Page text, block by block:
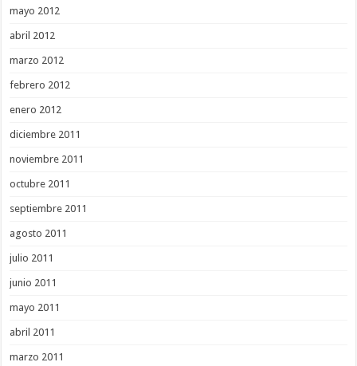
mayo 2012
abril 2012
marzo 2012
febrero 2012
enero 2012
diciembre 2011
noviembre 2011
octubre 2011
septiembre 2011
agosto 2011
julio 2011
junio 2011
mayo 2011
abril 2011
marzo 2011